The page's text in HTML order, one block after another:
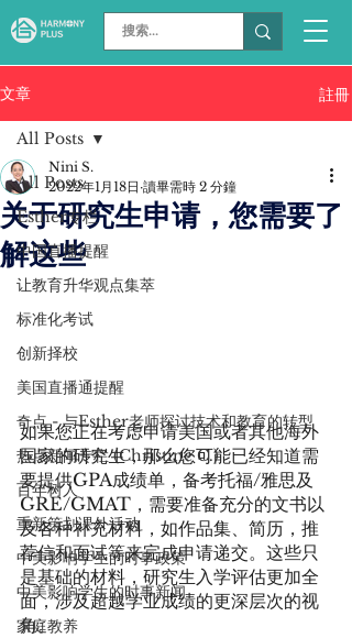
文章 註冊
All Posts
Esther专栏
中国直播提醒
让教育升华观点集萃
标准化考试
创新择校
美国直播通提醒
奇点 - 与Esther老师探讨技术和教育的转型
热点新闻专栏 (Christine C.)
百年树人
重新策划课外活动
中美影响学生的时事政策
中美影响学生的时事新闻
家庭教养
All Posts
关于研究生申请，您需要了
解这些
Nini S.
2022年1月18日 讀畢需時 2 分鐘
如果您正在考虑申请美国或者其他海外
国家的研究生，那么您可能已经知道需
要提供GPA成绩单，备考托福/雅思及
GRE/GMAT，需要准备充分的文书以
及各种补充材料，如作品集、简历，推
荐信和面试等来完成申请递交。这些只
是基础的材料，研究生入学评估更加全
面，涉及超越学业成绩的更深层次的视
角。